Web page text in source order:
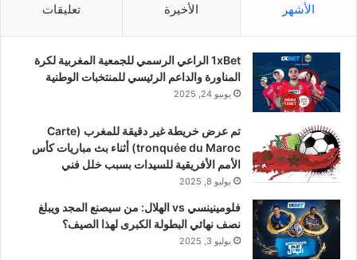
الأشهر الأخيرة تعليقات
1xBet الراعي الرسمي للجمعية المغربية لكرة
المناورة والداعم الرئيسي للمنتخبات الوطنية
يونيو 24, 2025
تم عرض خريطة غير دقيقة للمغرب (Carte
tronquée du Maroc) أثناء بث مباريات كأس
الأمم الأفريقية للسيدات بسبب خلل فني
يوليو 8, 2025
فلومينينسي vs الهلال: من سيصنع المجد ويبلغ
نصف نهائي البطولة الكبرى لهذا الصيف؟
يوليو 3, 2025